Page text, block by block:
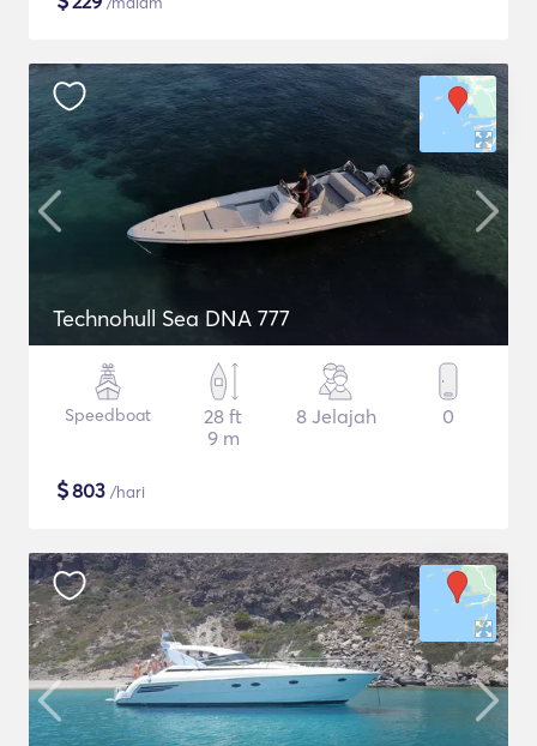
Technohull Sea DNA 777
Speedboat
28 ft
9 m
8 Jelajah 0
$803 /hari